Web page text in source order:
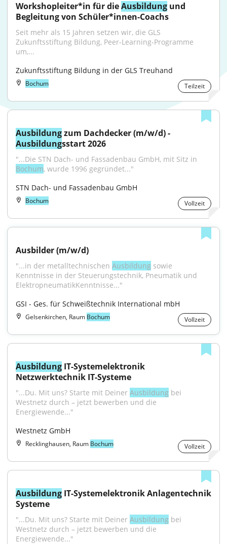
Workshopleiter*in für die Ausbildung und
Begleitung von Schüler*innen-Coachs
Seit mehr als 15 Jahren setzen wir, die GLS
Zukunftsstiftung Bildung, Peer-Learning-Programme
um,...
Zukunftsstiftung Bildung in der GLS Treuhand
Bochum Teilzeit
Ausbildung
Ausbildungsstart 2026
Bochum, wurde 1996 gegründet..."
STN Dach- und Fassadenbau GmbH
Bochum Vollzeit
Ausbilder (m/w/d)
"...in der metalltechnischen Ausbildung sowie
Kenntnisse in der Steuerungstechnik, Pneumatik und
ElektropneumatikKenntnisse..."
GSI - Ges. für Schweißtechnik International mbH
Gelsenkirchen, Raum Bochum Vollzeit
Ausbildung IT-Systemelektronik
Netzwerktechnik IT-Systeme
"...Du. Mit uns? Starte mit Deiner Ausbildung bei
Westnetz durch – jetzt bewerben und die
Energiewende..."
Westnetz GmbH
Recklinghausen, Raum Bochum Vollzeit
Ausbildung IT-Systemelektronik Anlagentechnik
Systeme
"...Du. Mit uns? Starte mit Deiner Ausbildung bei
Westnetz durch – jetzt bewerben und die
Energiewende..."